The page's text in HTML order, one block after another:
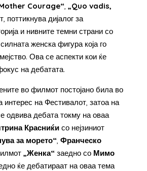
Courage“, „Quo vadis,
поттикнува дијалог за
и нивните темни страни со
женска фигура која го
Ова се аспекти кои ќе
на дебатата.
во филмот постојано била во
интерес на Фестивалот, затоа на
одвива дебата токму на оваа
Красниќисо нејзиниот
за морето“, Франческо
„Женка“заедно со Мимо
ќе дебатираат на оваа тема